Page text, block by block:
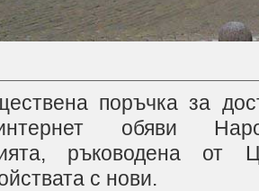
поръчка за
обяви
ръководена
с нови.